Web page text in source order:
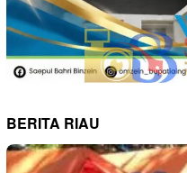
BERITA RIAU